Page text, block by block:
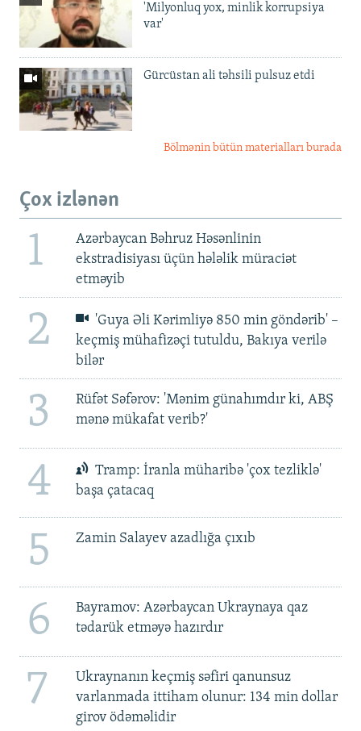
'Milyonluq yox, minlik korrupsiya
var'
Gürcüstan ali təhsili pulsuz etdi
Bölmənin bütün materialları burada
Çox izlənən
1
Azərbaycan Bəhruz Həsənlinin
ekstradisiyası üçün hələlik müraciət
etməyib
2
'Guya Əli Kərimliyə 850 min göndərib' –
keçmiş mühafizəçi tutuldu, Bakıya verilə
bilər
3
Rüfət Səfərov: 'Mənim günahımdır ki, ABŞ
mənə mükafat verib?'
4
Tramp: İranla müharibə 'çox tezliklə'
başa çatacaq
5 Zamin Salayev azadlığa çıxıb
6
Bayramov: Azərbaycan Ukraynaya qaz
tədarük etməyə hazırdır
7
Ukraynanın keçmiş səfiri qanunsuz
varlanmada ittiham olunur: 134 min dollar
girov ödəməlidir